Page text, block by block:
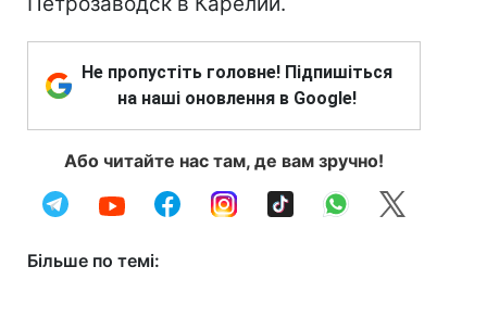
Не пропустіть головне! Підпишіться
на наші оновлення в Google!
Або читайте нас там, де вам зручно!
Більше по темі: